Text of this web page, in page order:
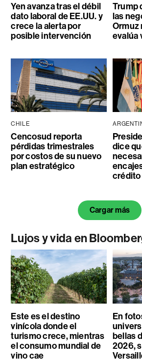
Yen avanza tras el débil
dato laboral de EE.UU. y
crece la alerta por
posible intervención
Trump
las
Ormuz
evalúa
CHILE
Cencosud reporta
pérdidas trimestrales
por costos de su nuevo
plan estratégico
dice
crédito
Cargar más
Lujos y vida en
Este es el destino
vinícola donde el
turismo crece, mientras
el consumo mundial de
vino cae
En
bellas
2026,